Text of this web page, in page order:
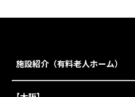
施設紹介（有料老人ホーム）